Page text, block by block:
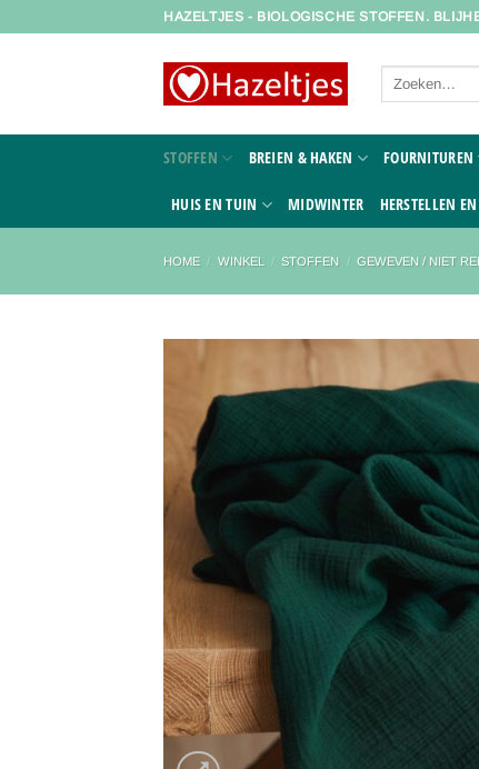
HAZELTJES - BIOLOGISCHE STOFFEN.
Zoeken
STOFFEN BREIEN & HAKEN FOURNITUREN
HUIS EN TUIN MIDWINTER HERSTELLEN
HOME / WINKEL / STOFFEN / GEWEVEN / NIET